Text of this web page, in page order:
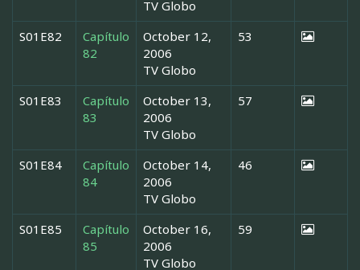
TV Globo
S01E82
Capítulo
82
October 12,
2006
TV Globo
53
S01E83
Capítulo
83
October 13,
2006
TV Globo
57
S01E84
Capítulo
84
October 14,
2006
TV Globo
46
S01E85
Capítulo
85
October 16,
2006
TV Globo
59